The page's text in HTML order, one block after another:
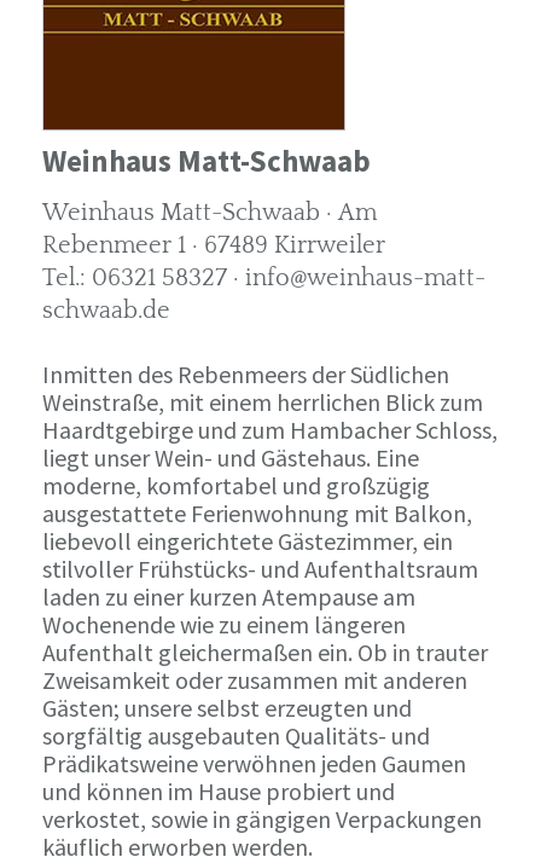
Weinhaus Matt-Schwaab
Weinhaus Matt-Schwaab · Am
Rebenmeer 1 · 67489 Kirrweiler
Tel.: 06321 58327 · info@weinhaus-matt-
schwaab.de
Inmitten des Rebenmeers der Südlichen
Weinstraße, mit einem herrlichen Blick zum
Haardtgebirge und zum Hambacher Schloss,
liegt unser Wein- und Gästehaus. Eine
moderne, komfortabel und großzügig
ausgestattete Ferienwohnung mit Balkon,
liebevoll eingerichtete Gästezimmer, ein
stilvoller Frühstücks- und Aufenthaltsraum
laden zu einer kurzen Atempause am
Wochenende wie zu einem längeren
Aufenthalt gleichermaßen ein. Ob in trauter
Zweisamkeit oder zusammen mit anderen
Gästen; unsere selbst erzeugten und
sorgfältig ausgebauten Qualitäts- und
Prädikatsweine verwöhnen jeden Gaumen
und können im Hause probiert und
verkostet, sowie in gängigen Verpackungen
käuflich erworben werden.